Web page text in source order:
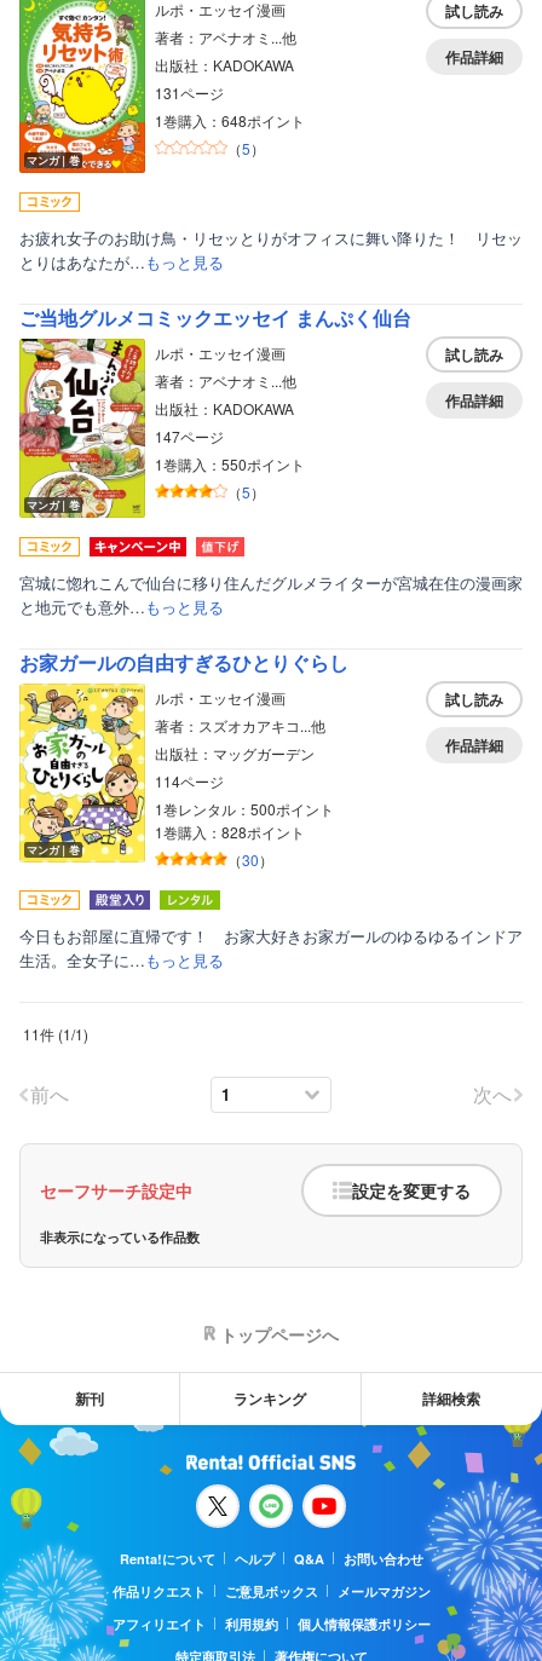
マンガ｜巻
ルポ・エッセイ漫画
著者：アベナオミ...他
出版社：KADOKAWA
131ページ
1巻購入：648ポイント
（5）
試し読み
作品詳細
お疲れ女子のお助け鳥・リセッとりがオフィスに舞い降りた！ リセッ
とりはあなたが…もっと見る
ご当地グルメコミックエッセイ まんぷく仙台
マンガ｜巻
ルポ・エッセイ漫画
著者：アベナオミ...他
出版社：KADOKAWA
147ページ
1巻購入：550ポイント
（5）
試し読み
作品詳細
宮城に惚れこんで仙台に移り住んだグルメライターが宮城在住の漫画家
と地元でも意外…もっと見る
お家ガールの自由すぎるひとりぐらし
マンガ｜巻
ルポ・エッセイ漫画
著者：スズオカアキコ...他
出版社：マッグガーデン
114ページ
1巻レンタル：500ポイント
1巻購入：828ポイント
（30）
試し読み
作品詳細
今日もお部屋に直帰です！ お家大好きお家ガールのゆるゆるインドア
生活。全女子に…もっと見る
11件 (1/1)
前へ 次へ
セーフサーチ設定中 設定を変更する
非表示になっている作品数
トップページへ
新刊 ランキング 詳細検索
Renta!について ヘルプ Q&A
お問い合わせ
作品リクエスト
ご意見ボックス
メールマガジン
アフィリエイト
利用規約
個人情報保護ポリシー
特定商取引法
著作権について